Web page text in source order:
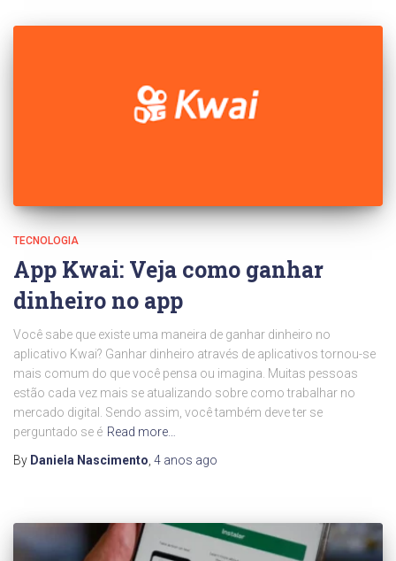
TECNOLOGIA
App Kwai: Veja como ganhar
dinheiro no app
Você sabe que existe uma maneira de ganhar dinheiro no
aplicativo Kwai? Ganhar dinheiro através de aplicativos tornou-se
mais comum do que você pensa ou imagina. Muitas pessoas
estão cada vez mais se atualizando sobre como trabalhar no
mercado digital. Sendo assim, você também deve ter se
perguntado se é Read more…
By Daniela Nascimento 4 anos ago